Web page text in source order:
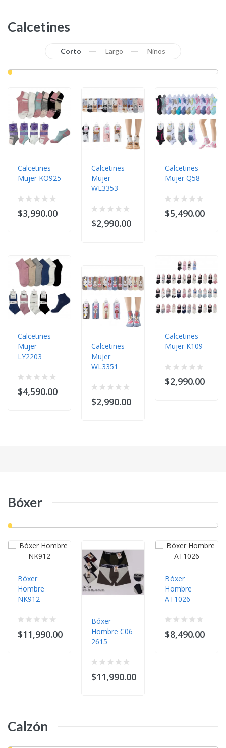
Calcetines
Corto Largo Ninos
Calcetines
Mujer KO925
$3,990.00
Calcetines
Mujer
LY2203
$4,590.00
Calcetines
Mujer
WL3353
$2,990.00
Calcetines
Mujer
WL3351
$2,990.00
Calcetines
Mujer Q58
$5,490.00
Calcetines
Mujer K109
$2,990.00
Bóxer
Bóxer
Hombre
NK912
$11,990.00
Bóxer
Hombre C06
2615
$11,990.00
Bóxer
Hombre
AT1026
$8,490.00
Calzón